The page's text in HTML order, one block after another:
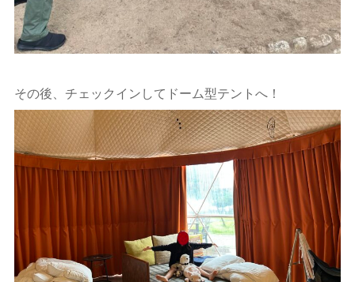
その後、チェックインしてドーム型テントへ！